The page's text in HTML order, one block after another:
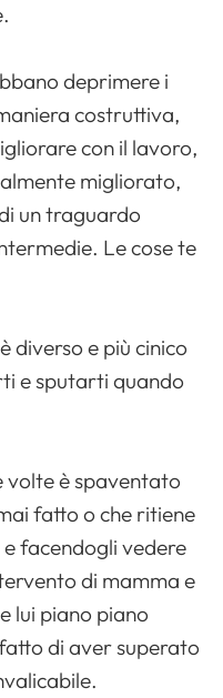
deprimere i
costruttiva,
con il lavoro,
migliorato,
un traguardo
Le cose te
diverso e più cinico
e sputarti quando
volte è spaventato
fatto o che ritiene
facendogli vedere
di mamma e
lui piano piano
di aver superato